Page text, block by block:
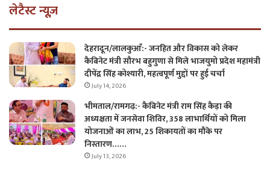
लेटैस्ट न्यूज़
देहरादून/लालकुआँ:- जनहित और विकास को लेकर
कैबिनेट मंत्री सौरभ बहुगुणा से मिले भाजयुमो प्रदेश महामंत्री
दीपेंद्र सिंह कोश्यारी, महत्वपूर्ण मुद्दों पर हुई चर्चा
July 14, 2026
भीमताल/रामगढ़:- कैबिनेट मंत्री राम सिंह कैड़ा की
अध्यक्षता में जनसेवा शिविर, 358 लाभार्थियों को मिला
योजनाओं का लाभ, 25 शिकायतों का मौके पर
निस्तारण……
July 13, 2026